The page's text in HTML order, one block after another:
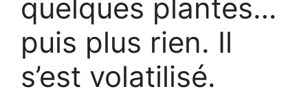
quelques plantes…
puis plus rien. Il
s’est volatilisé.